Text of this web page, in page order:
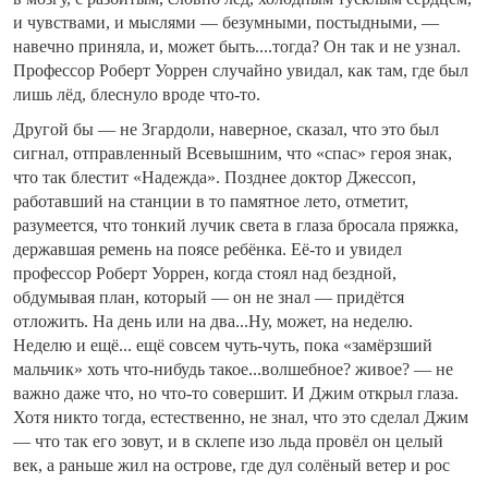
и чувствами, и мыслями — безумными, постыдными, —
навечно приняла, и, может быть....тогда? Он так и не узнал.
Профессор Роберт Уоррен случайно увидал, как там, где был
лишь лёд, блеснуло вроде что-то.
Другой бы — не Згардоли, наверное, сказал, что это был
сигнал, отправленный Всевышним, что «спас» героя знак,
что так блестит «Надежда». Позднее доктор Джессоп,
работавший на станции в то памятное лето, отметит,
разумеется, что тонкий лучик света в глаза бросала пряжка,
державшая ремень на поясе ребёнка. Её-то и увидел
профессор Роберт Уоррен, когда стоял над бездной,
обдумывая план, который — он не знал — придётся
отложить. На день или на два...Ну, может, на неделю.
Неделю и ещё... ещё совсем чуть-чуть, пока «замёрзший
мальчик» хоть что-нибудь такое...волшебное? живое? — не
важно даже что, но что-то совершит. И Джим открыл глаза.
Хотя никто тогда, естественно, не знал, что это сделал Джим
— что так его зовут, и в склепе изо льда провёл он целый
век, а раньше жил на острове, где дул солёный ветер и рос